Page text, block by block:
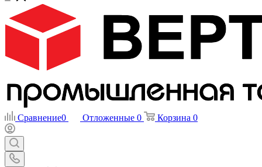
Сравнение0 Отложенные 0 Корзина 0